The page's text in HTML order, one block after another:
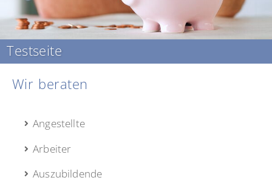
Testseite
Wir beraten
Angestellte
Arbeiter
Auszubildende